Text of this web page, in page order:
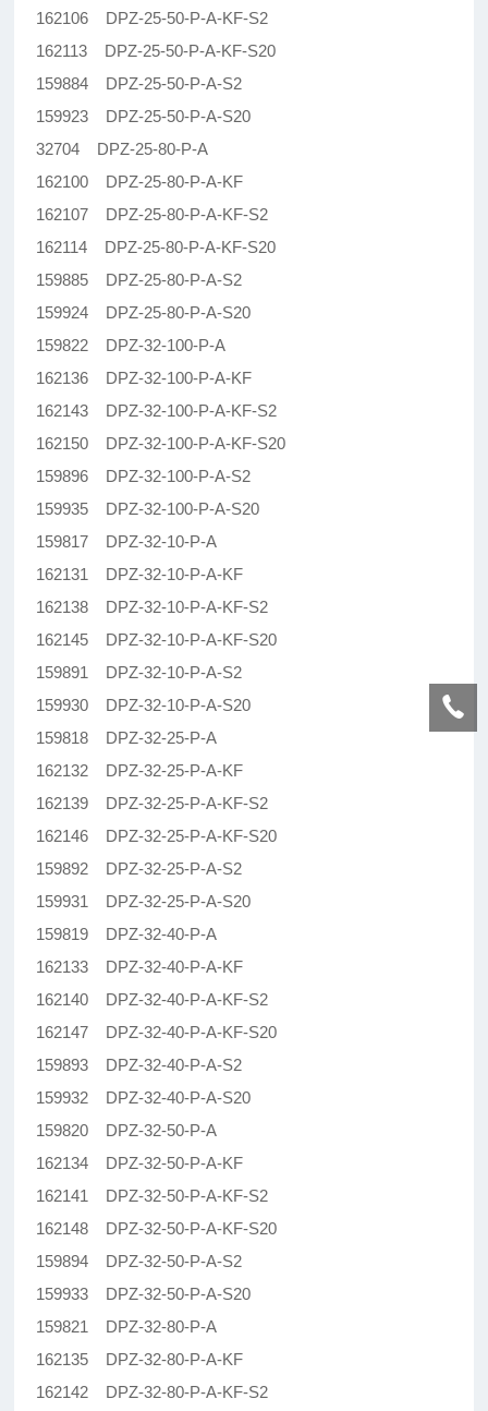
162106 DPZ-25-50-P-A-KF-S2
162113 DPZ-25-50-P-A-KF-S20
159884 DPZ-25-50-P-A-S2
159923 DPZ-25-50-P-A-S20
32704 DPZ-25-80-P-A
162100 DPZ-25-80-P-A-KF
162107 DPZ-25-80-P-A-KF-S2
162114 DPZ-25-80-P-A-KF-S20
159885 DPZ-25-80-P-A-S2
159924 DPZ-25-80-P-A-S20
159822 DPZ-32-100-P-A
162136 DPZ-32-100-P-A-KF
162143 DPZ-32-100-P-A-KF-S2
162150 DPZ-32-100-P-A-KF-S20
159896 DPZ-32-100-P-A-S2
159935 DPZ-32-100-P-A-S20
159817 DPZ-32-10-P-A
162131 DPZ-32-10-P-A-KF
162138 DPZ-32-10-P-A-KF-S2
162145 DPZ-32-10-P-A-KF-S20
159891 DPZ-32-10-P-A-S2
159930 DPZ-32-10-P-A-S20
159818 DPZ-32-25-P-A
162132 DPZ-32-25-P-A-KF
162139 DPZ-32-25-P-A-KF-S2
162146 DPZ-32-25-P-A-KF-S20
159892 DPZ-32-25-P-A-S2
159931 DPZ-32-25-P-A-S20
159819 DPZ-32-40-P-A
162133 DPZ-32-40-P-A-KF
162140 DPZ-32-40-P-A-KF-S2
162147 DPZ-32-40-P-A-KF-S20
159893 DPZ-32-40-P-A-S2
159932 DPZ-32-40-P-A-S20
159820 DPZ-32-50-P-A
162134 DPZ-32-50-P-A-KF
162141 DPZ-32-50-P-A-KF-S2
162148 DPZ-32-50-P-A-KF-S20
159894 DPZ-32-50-P-A-S2
159933 DPZ-32-50-P-A-S20
159821 DPZ-32-80-P-A
162135 DPZ-32-80-P-A-KF
162142 DPZ-32-80-P-A-KF-S2